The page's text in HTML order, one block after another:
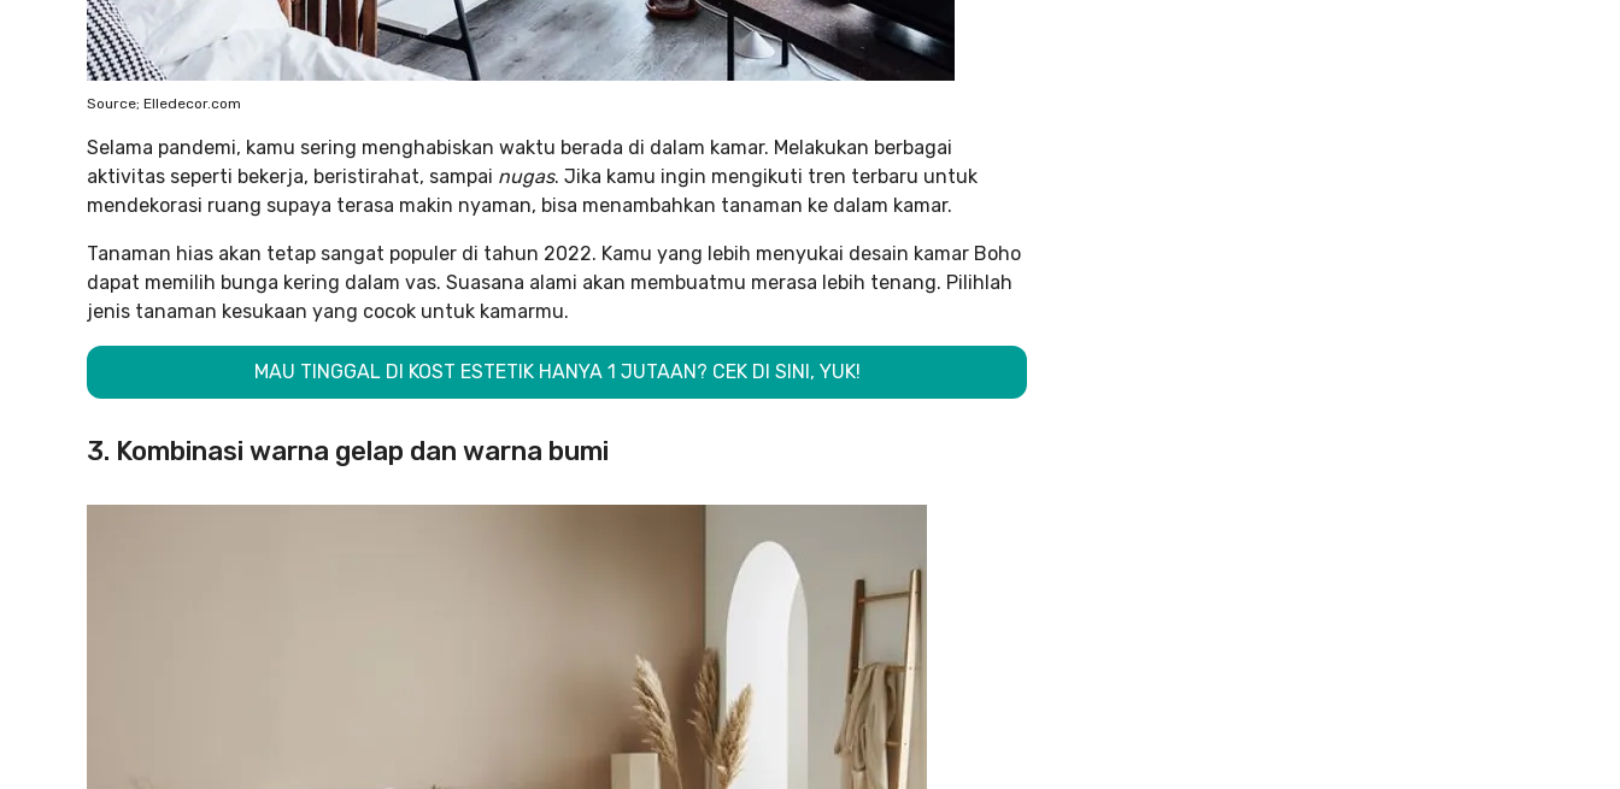
Source; Elledecor.com
Selama pandemi, kamu sering menghabiskan waktu berada di dalam kamar. Melakukan berbagai
aktivitas seperti bekerja, beristirahat, sampai nugas. Jika kamu ingin mengikuti tren terbaru untuk
mendekorasi ruang supaya terasa makin nyaman, bisa menambahkan tanaman ke dalam kamar.
Tanaman hias akan tetap sangat populer di tahun 2022. Kamu yang lebih menyukai desain kamar Boho
dapat memilih bunga kering dalam vas. Suasana alami akan membuatmu merasa lebih tenang. Pilihlah
jenis tanaman kesukaan yang cocok untuk kamarmu.
MAU TINGGAL DI KOST ESTETIK HANYA 1 JUTAAN? CEK DI SINI, YUK!
3. Kombinasi warna gelap dan warna bumi